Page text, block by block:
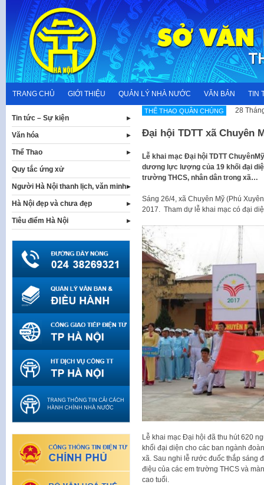
content
TRANG CHỦ GIỚI THIỆU QUẢN LÝ NHÀ NƯỚC VĂN BẢN TIN
THỂ THAO QUẦN CHÚNG 28
Đại hội TDTT xã Chuyên
Lễ khai mạc Đại hội TDTT
dương lực lượng của 19 khối đại
trường THCS, nhân dân trong xã…
Sáng 26/4, xã Chuyên Mỹ (Phú
2017. Tham dự lễ khai mạc có đại
Lễ khai mạc Đại hội đã thu hút 620
khối đại diện cho các ban ngành
xã. Sau nghi lễ rước đuốc thắp sáng
điệu của các em trường THCS và
cao tuổi.
Tin tức – Sự kiện
Văn hóa
Thể Thao
Quy tắc ứng xử
Người Hà Nội thanh lịch, văn minh
Hà Nội đẹp và chưa đẹp
Tiêu điểm Hà Nội